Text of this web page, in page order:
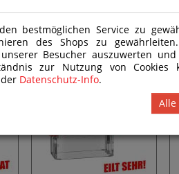
bestmöglichen Service zu
des Shops zu
Besucher auszuwerten
zur Nutzung von Cookies
Datenschutz-Info.
Alle
Office Printer "EILT SEHR
!"